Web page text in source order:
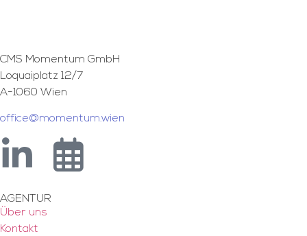
CMS Momentum GmbH
Loquaiplatz 12/7
A-1060 Wien
office@momentum.wien
AGENTUR
Über uns
Kontakt